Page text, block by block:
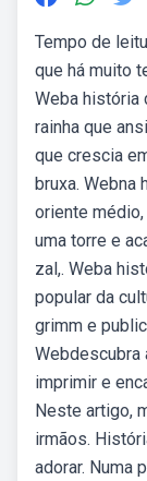
Tempo de
que há muito
Weba história
rainha que
que crescia
bruxa. Webna
oriente
uma torre e
zal,. Weba
popular da
grimm e
Webdescubra
imprimir e
Neste artigo,
irmãos.
adorar. Numa